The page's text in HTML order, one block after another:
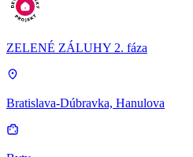
ZELENÉ ZÁLUHY 2. fáza
Bratislava-Dúbravka, Hanulova